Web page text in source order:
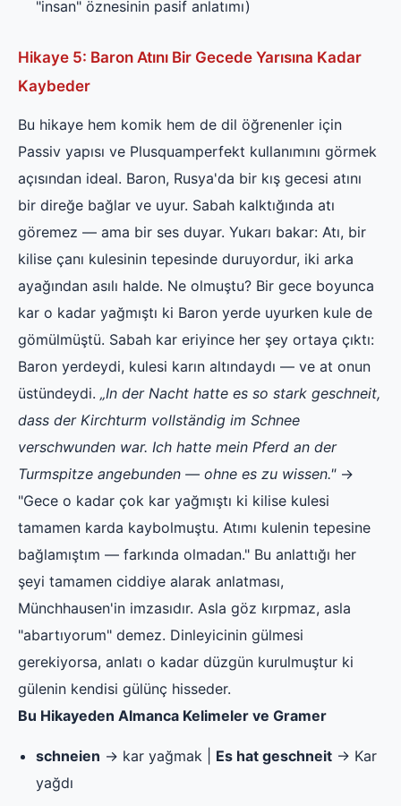
"insan" öznesinin pasif anlatımı)
Hikaye 5: Baron Atını Bir Gecede Yarısına Kadar
Kaybeder
Bu hikaye hem komik hem de dil öğrenenler için
Passiv yapısı ve Plusquamperfekt kullanımını görmek
açısından ideal. Baron, Rusya'da bir kış gecesi atını
bir direğe bağlar ve uyur. Sabah kalktığında atı
göremez — ama bir ses duyar. Yukarı bakar: Atı, bir
kilise çanı kulesinin tepesinde duruyordur, iki arka
ayağından asılı halde. Ne olmuştu? Bir gece boyunca
kar o kadar yağmıştı ki Baron yerde uyurken kule de
gömülmüştü. Sabah kar eriyince her şey ortaya çıktı:
Baron yerdeydi, kulesi karın altındaydı — ve at onun
üstündeydi. „In der Nacht hatte es so stark geschneit,
dass der Kirchturm vollständig im Schnee
verschwunden war. Ich hatte mein Pferd an der
Turmspitze angebunden — ohne es zu wissen."→
"Gece o kadar çok kar yağmıştı ki kilise kulesi
tamamen karda kaybolmuştu. Atımı kulenin tepesine
bağlamıştım — farkında olmadan." Bu anlattığı her
şeyi tamamen ciddiye alarak anlatması,
Münchhausen'in imzasıdır. Asla göz kırpmaz, asla
"abartıyorum" demez. Dinleyicinin gülmesi
gerekiyorsa, anlatı o kadar düzgün kurulmuştur ki
gülenin kendisi gülünç hisseder.
Bu Hikayeden Almanca Kelimeler ve Gramer
schneien → kar yağmak | Es hat geschneit → Kar
yağdı